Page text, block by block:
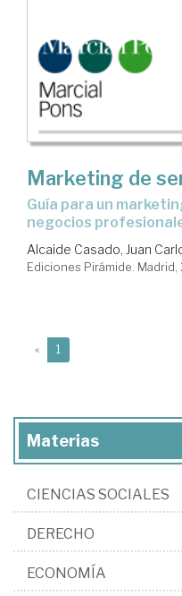
Marketing de
guía para un marketing eficaz en despachos y
negocios
Alcaide Casado, Juan
Ediciones Pirámide.
« 1
Materias
CIENCIAS SOCIALES
DERECHO
ECONOMÍA